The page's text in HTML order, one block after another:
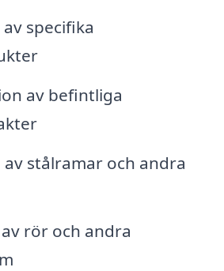
specifika
av befintliga
stålramar och andra
rör och andra